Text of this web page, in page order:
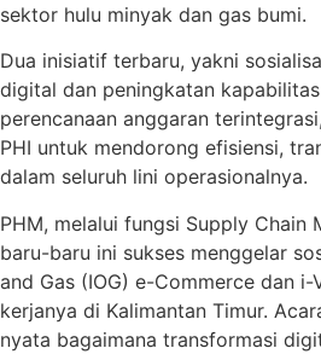
sektor hulu minyak dan gas bumi.
Dua inisiatif terbaru, yakni
digital dan peningkatan
perencanaan anggaran
PHI untuk mendorong efisiensi,
dalam seluruh lini operasionalnya.
PHM, melalui fungsi Supply Chain
baru-baru ini sukses menggelar
and Gas (IOG) e-Commerce dan
kerjanya di Kalimantan Timur.
nyata bagaimana transformasi